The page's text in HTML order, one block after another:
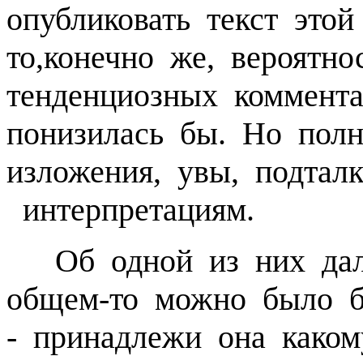
опубликовать текст
то,конечно же,
тенденциозных
понизилась бы. Но
изложения, увы,
интерпретациям.
Об одной из них
общем-то можно было
- принадлежи она